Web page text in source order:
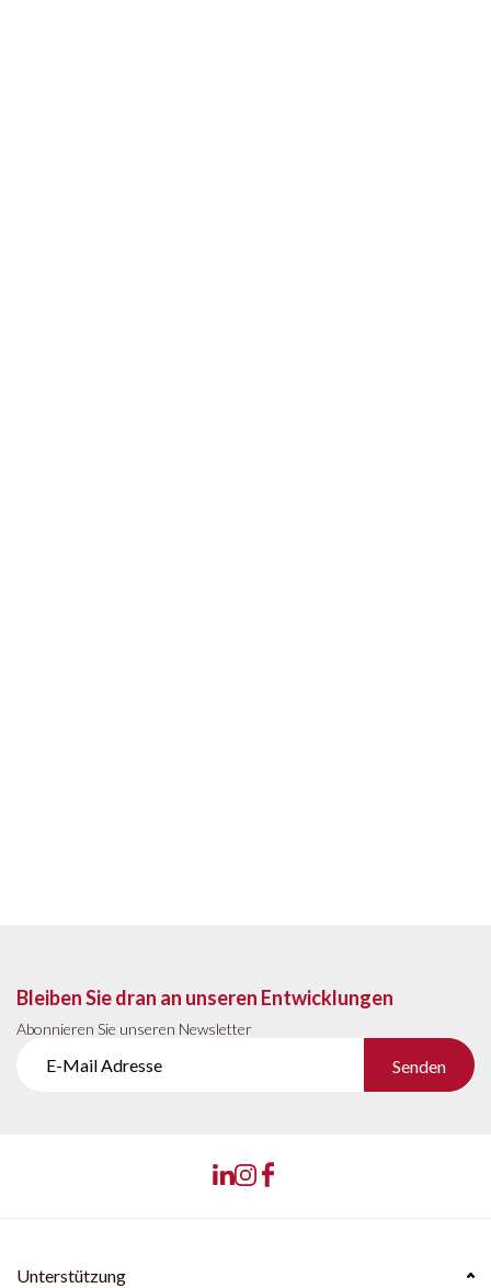
Bleiben Sie dran an unseren Entwicklungen
Abonnieren Sie unseren Newsletter
Senden
Unterstützung